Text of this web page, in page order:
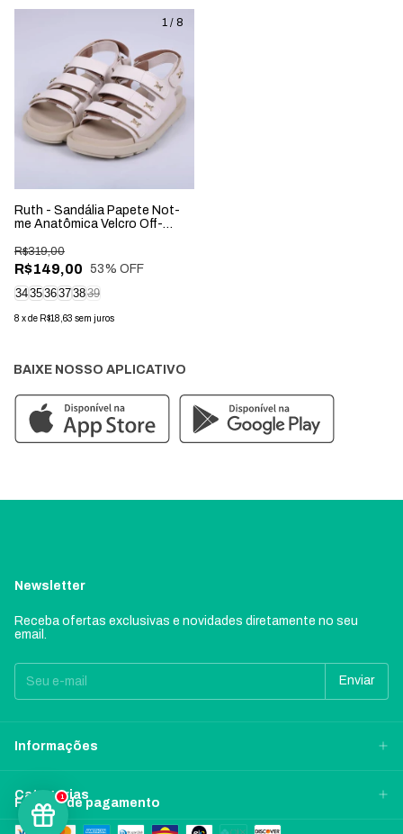
1
1 / 8
Ruth - Sandália Papete Not-
me Anatômica Velcro Off-
R$149,00
R$319,00
53% OFF
343536373839
8 xde R$18,63 sem juros
BAIXE NOSSO APLICATIVO
Newsletter
Receba ofertas exclusivas e novidades diretamente no seu
email.
Informações
Categorias
Formas de pagamento